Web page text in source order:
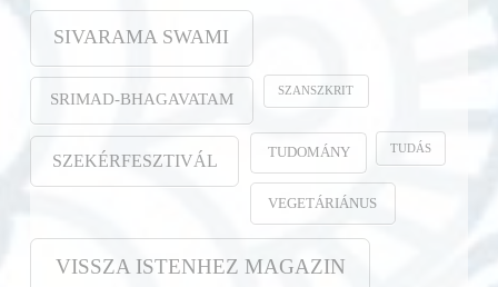
SIVARAMA SWAMI
SRIMAD-BHAGAVATAM SZANSZKRIT
SZEKÉRFESZTIVÁL TUDOMÁNY TUDÁS
VEGETÁRIÁNUS
VISSZA ISTENHEZ MAGAZIN